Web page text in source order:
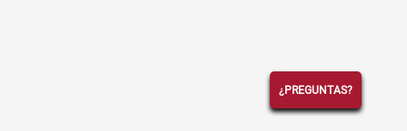
¿PREGUNTAS?